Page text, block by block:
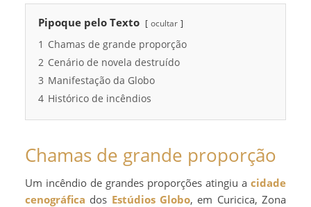
Pipoque pelo Texto ocultar
1 Chamas de grande proporção
2 Cenário de novela destruído
3 Manifestação da Globo
4 Histórico de incêndios
Chamas de grande proporção
Um incêndio de grandes proporções atingiu a cidade
cenográfica dos Estúdios Globo, em Curicica, Zona